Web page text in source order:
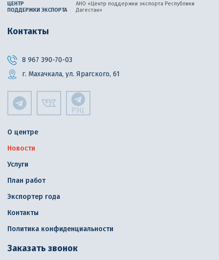
ЦЕНТР
ПОДДЕРЖКИ ЭКСПОРТА
АНО «Центр поддержки экспорта Республики
Дагестан»
Контакты
8 967 390-70-03
г. Махачкала, ул. Ярагского, 61
РЭЦ
О центре
Новости
Услуги
План работ
Экспортер года
Контакты
Политика конфиденциальности
Заказать звонок